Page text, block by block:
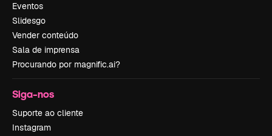
Eventos
Slidesgo
Vender conteúdo
Sala de imprensa
Procurando por magnific.ai?
Siga-nos
Suporte ao cliente
Instagram